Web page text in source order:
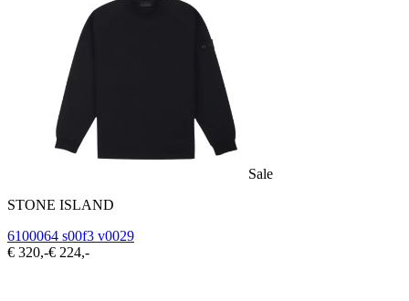
Sale
STONE ISLAND
6100064 s00f3 v0029
€ 320,-€ 224,-